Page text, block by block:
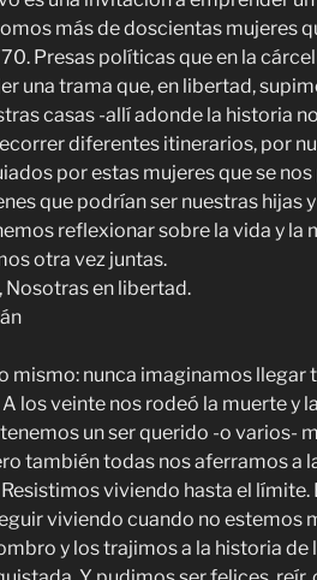
más de doscientas mujeres
Presas políticas que en la
una trama que, en libertad,
casas -allí adonde la historia
diferentes itinerarios, por
por estas mujeres que se nos
que podrían ser nuestras hijas
reflexionar sobre la vida y la
otra vez juntas.
Nosotras en libertad.
mismo: nunca imaginamos llegar
los veinte nos rodeó la muerte y
un ser querido -o varios-
también todas nos aferramos a
viviendo hasta el límite.
viviendo cuando no estemos
y los trajimos a la historia de